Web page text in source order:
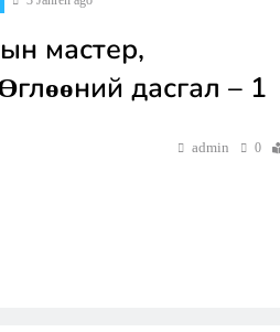
мастер,
дасгал – 1
admin 0